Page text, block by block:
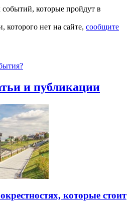
которые пройдут в
которого нет на сайте, сообщите
и публикации
которые стоит